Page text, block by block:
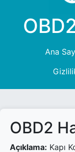
Ana
OBD2
Açıklama: Kapı